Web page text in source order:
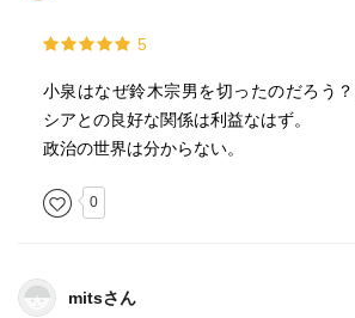
5
小泉はなぜ鈴木宗男を切ったのだろう
シアとの良好な関係は利益なはず。
政治の世界は分からない。
0
mitsさん